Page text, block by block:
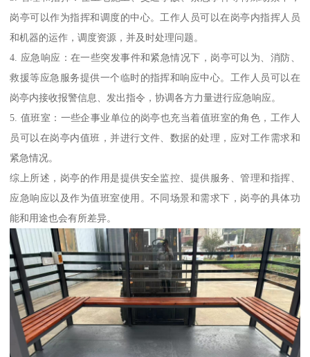
岗亭可以作为指挥和调度的中心。工作人员可以在岗亭内指挥人员
和机器的运作，调度资源，并及时处理问题。
4. 应急响应：在一些突发事件和紧急情况下，岗亭可以为、消防、
救援等应急服务提供一个临时的指挥和响应中心。工作人员可以在
岗亭内接收报警信息、发出指令，协调各方力量进行应急响应。
5. 值班室：一些企事业单位的岗亭也充当着值班室的角色，工作人
员可以在岗亭内值班，并进行文件、数据的处理，应对工作需求和
紧急情况。
综上所述，岗亭的作用是提供安全监控、提供服务、管理和指挥、
应急响应以及作为值班室使用。不同场景和需求下，岗亭的具体功
能和用途也会有所差异。